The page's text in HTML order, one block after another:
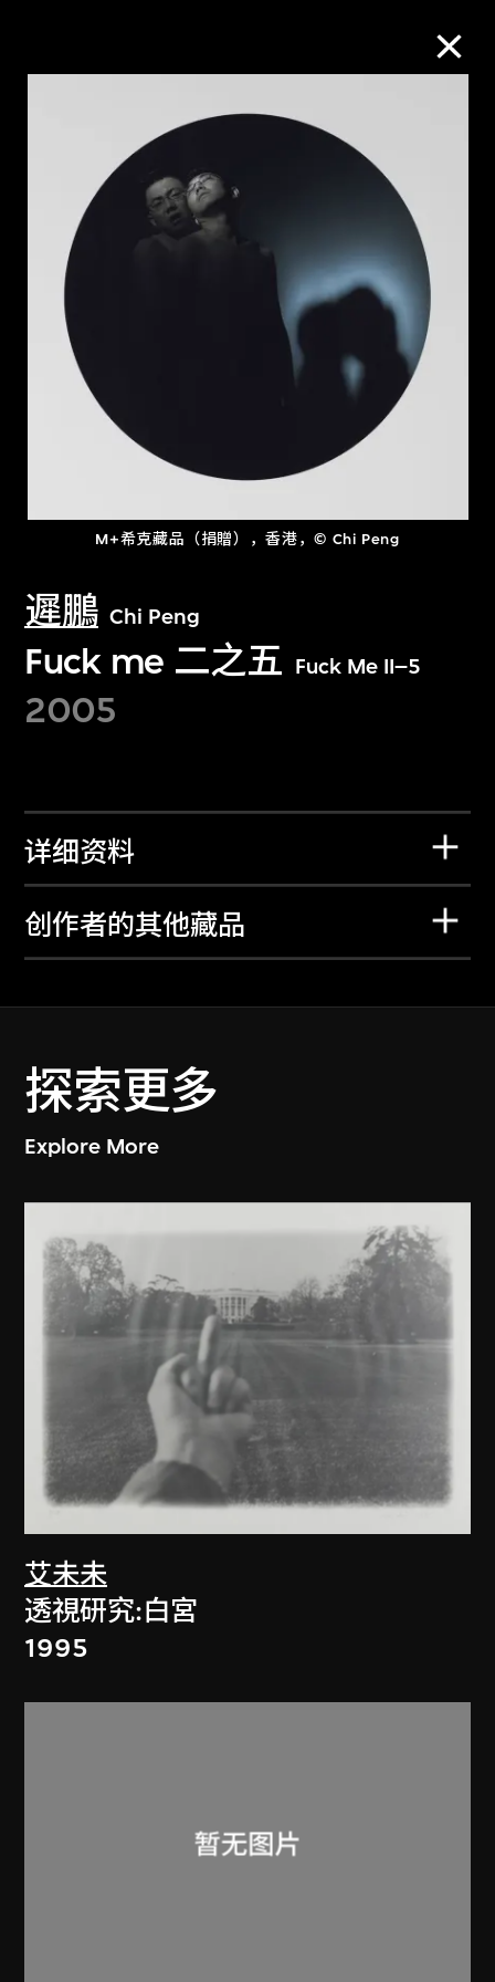
M+希克藏品（捐贈），香港，© Chi Peng
遲鵬 Chi Peng
Fuck me 二之五 Fuck Me II–5
2005
详细资料
创作者的其他藏品
探索更多
Explore More
艾未未
透視研究:白宮
1995
M+藏品
进一步筛选
关于M+藏品
探索世界顶级的二十及二十一世纪视觉
文化藏品。